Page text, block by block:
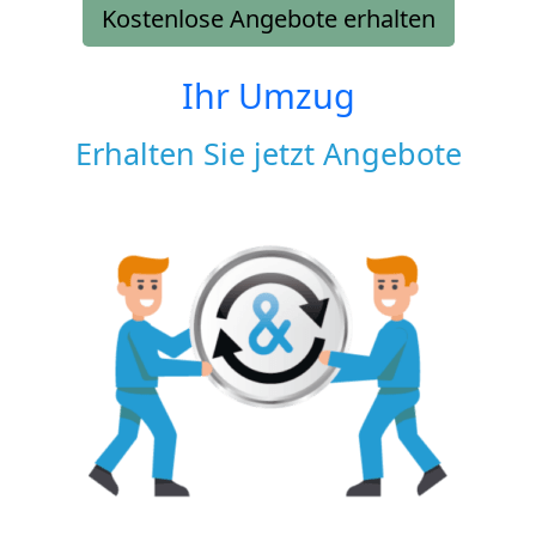
Kostenlose Angebote erhalten
Ihr Umzug
Erhalten Sie jetzt Angebote